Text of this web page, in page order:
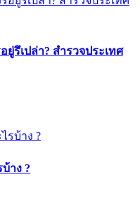
ยู่รึเปล่า? สำรวจประเทศ
าง ?